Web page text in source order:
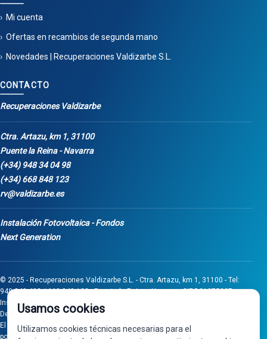
Mi cuenta
Ofertas en recambios de segunda mano
Novedades | Recuperaciones Valdizarbe S.L.
CONTACTO
Recuperaciones Valdizarbe
Ctra. Artazu, km 1, 31100
Puente la Reina - Navarra
(+34) 948 34 04 98
(+34) 668 848 123
rv@valdizarbe.es
Instalación Fotovoltaica - Fondos
Next Generation
© 2025 - Recuperaciones Valdizarbe S.L. - Ctra. Artazu, km 1, 31100 - Tel:
948 340 498 / 668 848 123 - Puente la Reina - Navarra - CIF B31275837.
Inscrita en el Registro Mercantil de Navarra, Tomo 32, Folio 75, Hoja 525.
Desarrollado porSeintosoft
El proyecto de inversión "0011-0558-2024-000008" ha sido subvencionado
por Gobierno de Navarra al amparo de la convocatoria de 2024 de Ayudas a
Usamos cookies
Utilizamos cookies técnicas necesarias para el